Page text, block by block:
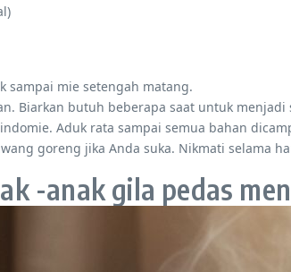
sampai mie setengah matang.
Biarkan butuh beberapa saat untuk
Aduk rata sampai semua bahan
goreng jika Anda suka. Nikmati selama
-anak gila pedas